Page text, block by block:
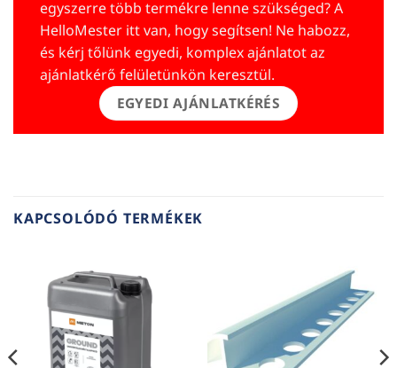
egyszerre több termékre lenne szükséged? A
HelloMester itt van, hogy segítsen! Ne habozz,
és kérj tőlünk egyedi, komplex ajánlatot az
ajánlatkérő felületünkön keresztül.
EGYEDI AJÁNLATKÉRÉS
KAPCSOLÓDÓ TERMÉKEK